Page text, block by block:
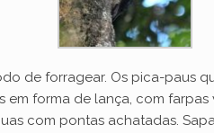
de forragear. Os pica-paus
forma de lança, com
com pontas achatadas.